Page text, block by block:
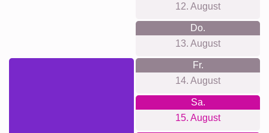
12. August
Do.
13. August
Fr.
14. August
Sa.
15. August